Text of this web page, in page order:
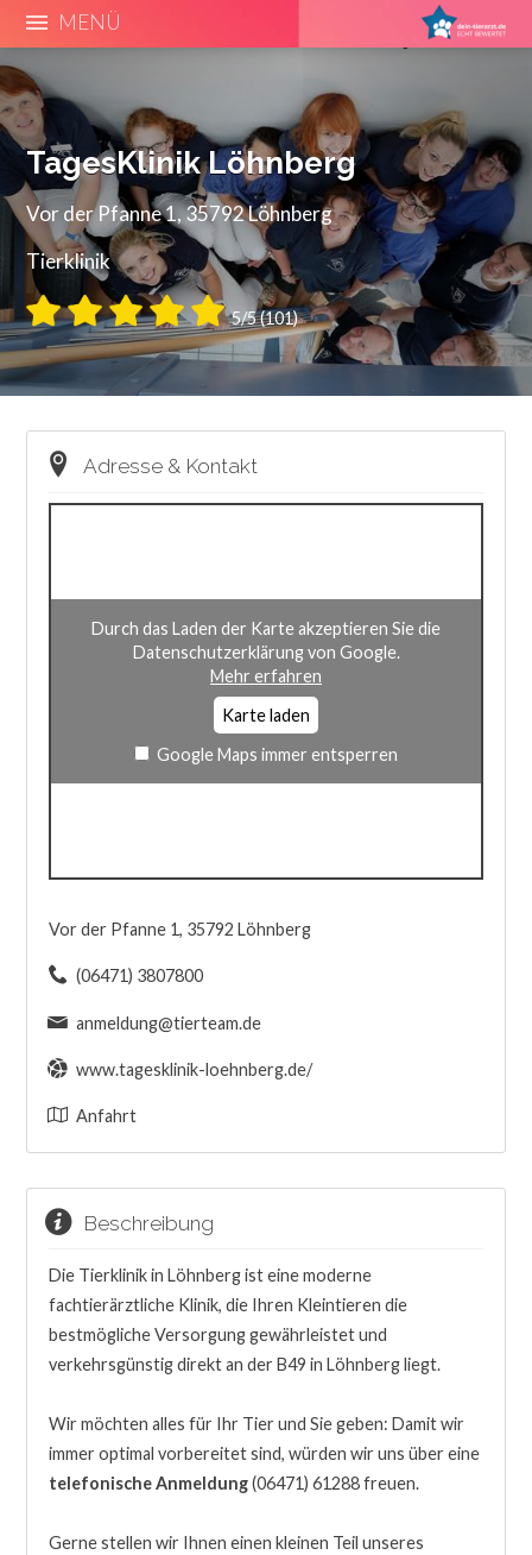
MENÜ
TagesKlinik Löhnberg
Vor der Pfanne 1, 35792 Löhnberg
Tierklinik
5/5 (101)
Adresse & Kontakt
Durch das Laden der Karte akzeptieren Sie die
Datenschutzerklärung von Google.
Mehr erfahren
Karte laden
Google Maps immer entsperren
Vor der Pfanne 1, 35792 Löhnberg
(06471) 3807800
anmeldung@tierteam.de
www.tagesklinik-loehnberg.de/
Anfahrt
Beschreibung
Die Tierklinik in Löhnberg ist eine moderne
fachtierärztliche Klinik, die Ihren Kleintieren die
bestmögliche Versorgung gewährleistet und
verkehrsgünstig direkt an der B49 in Löhnberg liegt.
Wir möchten alles für Ihr Tier und Sie geben: Damit wir
immer optimal vorbereitet sind, würden wir uns über eine
telefonische Anmeldung(06471) 61288 freuen.
Gerne stellen wir Ihnen einen kleinen Teil unseres